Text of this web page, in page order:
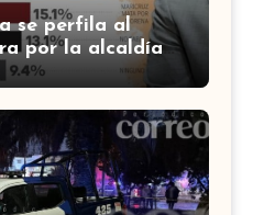
se perfila al
por la alcaldía